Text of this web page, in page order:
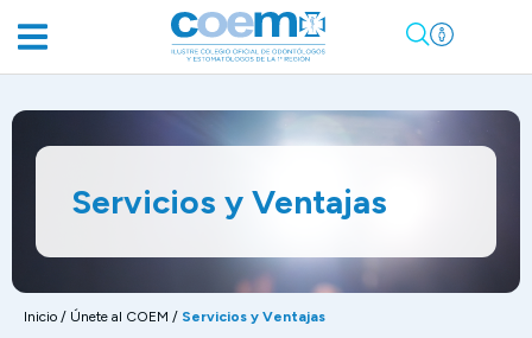
Servicios y Ventajas
Inicio / Únete al COEM / Servicios y Ventajas